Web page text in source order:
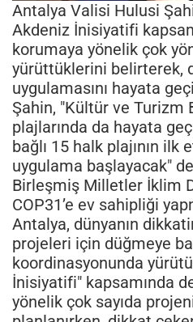
Antalya Valisi Hulusi
Akdeniz İnisiyatifi
korumaya yönelik çok
yürüttüklerini belirterek,
uygulamasını hayata
Şahin, "Kültür ve Turizm
plajlarında da hayata
bağlı 15 halk plajının ilk
uygulama başlayacak"
Birleşmiş Milletler İklim
COP31’e ev sahipliği
Antalya, dünyanın
projeleri için düğmeye
koordinasyonunda
İnisiyatifi" kapsamında
yönelik çok sayıda